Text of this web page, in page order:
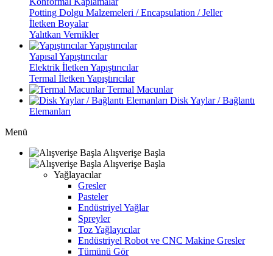
Potting Dolgu Malzemeleri / Encapsulation / Jeller
İletken Boyalar
Yalıtkan Vernikler
Yapıştırıcılar
Yapısal Yapıştırıcılar
Elektrik İletken Yapıştırıcılar
Termal İletken Yapıştırıcılar
Termal Macunlar
Disk Yaylar / Bağlantı
Elemanları
Menü
Alışverişe Başla
Alışverişe Başla
Yağlayacılar
Gresler
Pasteler
Endüstriyel Yağlar
Spreyler
Toz Yağlayıcılar
Endüstriyel Robot ve CNC Makine Gresler
Tümünü Gör